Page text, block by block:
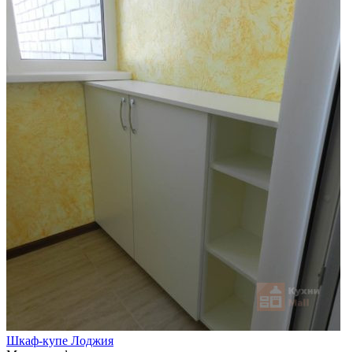
Шкаф-купе Лоджия